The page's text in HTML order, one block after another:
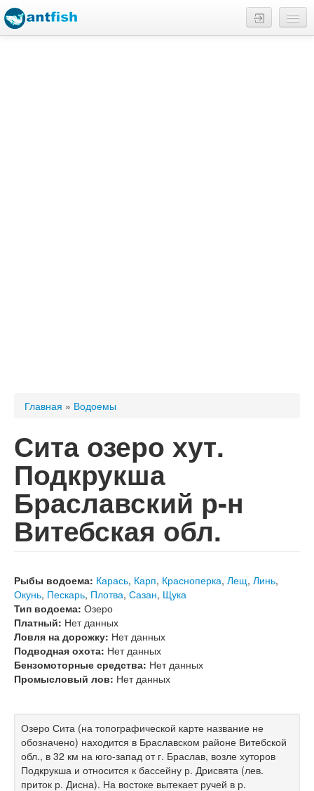
Вы здесь
Главная » Водоемы
Сита озеро хут.
Подкрукша
Браславский р-н
Витебская обл.
Рыбы водоема: Карась, Карп, Красноперка, Лещ, Линь,
Окунь, Пескарь, Плотва, Сазан, Щука
Тип водоема: Озеро
Платный: Нет данных
Ловля на дорожку: Нет данных
Подводная охота: Нет данных
Бензомоторные средства: Нет данных
Промысловый лов: Нет данных
Озеро Сита (на топографической карте название не
обозначено) находится в Браславском районе Витебской
обл., в 32 км на юго-запад от г. Браслав, возле хуторов
Подкрукша и относится к бассейну р. Дрисвята (лев.
приток р. Дисна). На востоке вытекает ручей в р.